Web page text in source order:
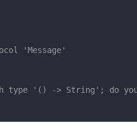
'Message'
'() -> String'; do you